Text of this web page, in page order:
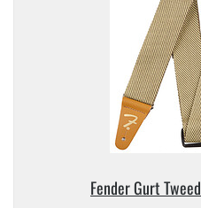
Fender Gurt